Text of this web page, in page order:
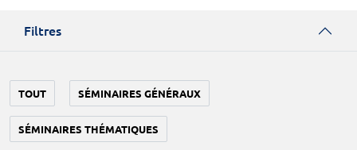
Filtres
TOUT SÉMINAIRES GÉNÉRAUX
SÉMINAIRES THÉMATIQUES